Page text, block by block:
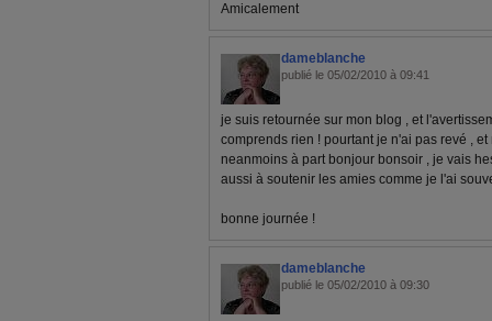
Amicalement
dameblanche
publié le 05/02/2010 à 09:41
je suis retournée sur mon blog , et
comprends rien ! pourtant je n'ai pas revé ,
neanmoins à part bonjour bonsoir , je vais
aussi à soutenir les amies comme je l'ai
bonne journée !
dameblanche
publié le 05/02/2010 à 09:30